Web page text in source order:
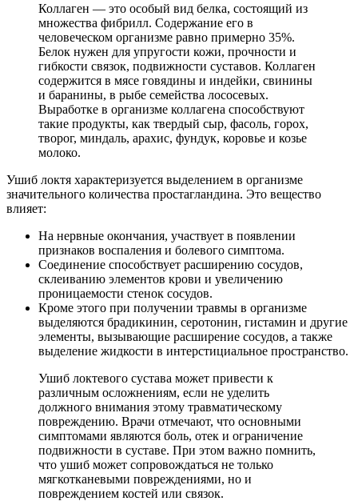
Коллаген — это особый вид белка, состоящий из
множества фибрилл. Содержание его в
человеческом организме равно примерно 35%.
Белок нужен для упругости кожи, прочности и
гибкости связок, подвижности суставов. Коллаген
содержится в мясе говядины и индейки, свинины
и баранины, в рыбе семейства лососевых.
Выработке в организме коллагена способствуют
такие продукты, как твердый сыр, фасоль, горох,
творог, миндаль, арахис, фундук, коровье и козье
молоко.
Ушиб локтя характеризуется выделением в организме
значительного количества простагландина. Это вещество
влияет:
На нервные окончания, участвует в появлении
признаков воспаления и болевого симптома.
Соединение способствует расширению сосудов,
склеиванию элементов крови и увеличению
проницаемости стенок сосудов.
Кроме этого при получении травмы в организме
выделяются брадикинин, серотонин, гистамин и другие
элементы, вызывающие расширение сосудов, а также
выделение жидкости в интерстициальное пространство.
Ушиб локтевого сустава может привести к
различным осложнениям, если не уделить
должного внимания этому травматическому
повреждению. Врачи отмечают, что основными
симптомами являются боль, отек и ограничение
подвижности в суставе. При этом важно помнить,
что ушиб может сопровождаться не только
мягкотканевыми повреждениями, но и
повреждением костей или связок.